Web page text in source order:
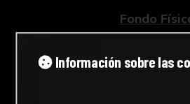
Fondo
Información sobre las